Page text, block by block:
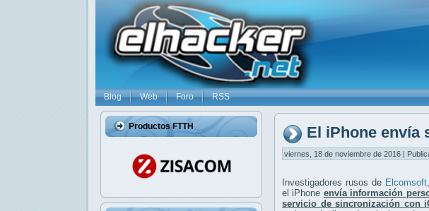
Blog Web Foro RSS
Productos FTTH El iPhone envía
viernes, 18 de noviembre de 2016 |
Investigadores rusos de Elcomsoft
el iPhone envía información
servicio de sincronización con